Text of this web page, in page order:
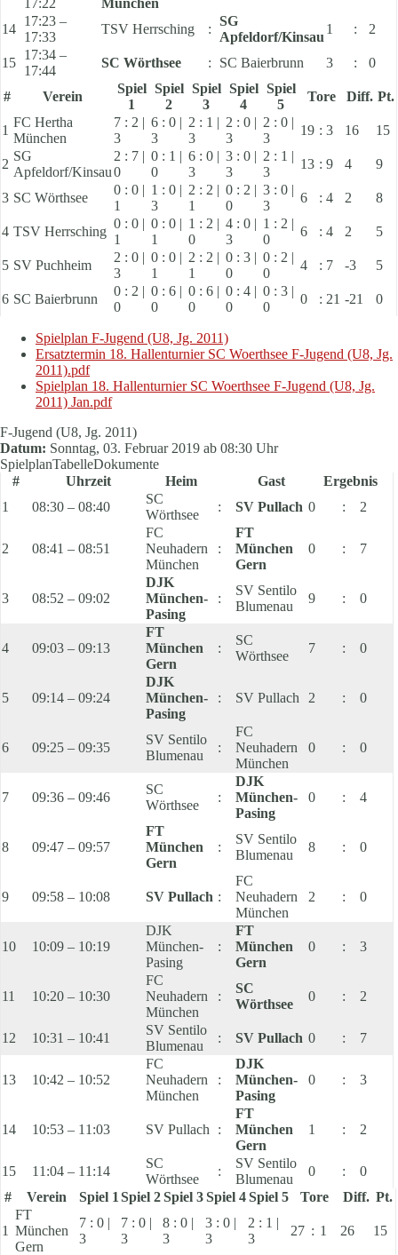
14
17:23 –
17:33
TSV Herrsching :
SG
Apfeldorf/Kinsau
1 : 2
15
17:34 –
17:44
SC Wörthsee : SC Baierbrunn 3 : 0
# Verein
Spiel
1
Spiel
2
Spiel
3
Spiel
4
Spiel
5
Tore Diff. Pt.
1
FC Hertha
München
7 : 2 |
3
6 : 0 |
3
2 : 1 |
3
2 : 0 |
3
2 : 0 |
3
19 : 3 16 15
2
SG
Apfeldorf/Kinsau
2 : 7 |
0
0 : 1 |
0
6 : 0 |
3
3 : 0 |
3
2 : 1 |
3
13 : 9 4 9
3 SC Wörthsee
0 : 0 |
1
1 : 0 |
3
2 : 2 |
1
0 : 2 |
0
3 : 0 |
3
6 : 4 2 8
4 TSV Herrsching
0 : 0 |
1
0 : 0 |
1
1 : 2 |
0
4 : 0 |
3
1 : 2 |
0
6 : 4 2 5
5 SV Puchheim
2 : 0 |
3
0 : 0 |
1
2 : 2 |
1
0 : 3 |
0
0 : 2 |
0
4 : 7 -3 5
6 SC Baierbrunn
0 : 2 |
0
0 : 6 |
0
0 : 6 |
0
0 : 4 |
0
0 : 3 |
0
0 : 21 -21 0
Spielplan F-Jugend (U8, Jg. 2011)
Ersatztermin 18. Hallenturnier SC Woerthsee F-Jugend (U8, Jg.
2011).pdf
Spielplan 18. Hallenturnier SC Woerthsee F-Jugend (U8, Jg.
2011) Jan.pdf
F-Jugend (U8, Jg. 2011)
Datum: Sonntag, 03. Februar 2019 ab 08:30 Uhr
SpielplanTabelleDokumente
#
Uhrzeit Heim Gast
Ergebnis
1
08:30 – 08:40
SC
Wörthsee
: SV Pullach 0 : 2
2 08:41 – 08:51
FC
Neuhadern
München
:
FT
München
Gern
0 : 7
3 08:52 – 09:02
DJK
München-
Pasing
:
SV Sentilo
Blumenau
9 : 0
4 09:03 – 09:13
FT
München
Gern
:
SC
Wörthsee
7 : 0
5 09:14 – 09:24
DJK
München-
Pasing
: SV Pullach 2 : 0
6 09:25 – 09:35
SV Sentilo
Blumenau
:
FC
Neuhadern
München
0 : 0
7 09:36 – 09:46
SC
Wörthsee
:
DJK
München-
Pasing
0 : 4
8 09:47 – 09:57
FT
München
Gern
:
SV Sentilo
Blumenau
8 : 0
9 09:58 – 10:08 SV Pullach :
FC
Neuhadern
München
2 : 0
10 10:09 – 10:19
DJK
München-
Pasing
:
FT
München
Gern
0 : 3
11 10:20 – 10:30
FC
Neuhadern
München
:
SC
Wörthsee
0 : 2
12 10:31 – 10:41
SV Sentilo
Blumenau
: SV Pullach 0 : 7
13 10:42 – 10:52
FC
Neuhadern
München
:
DJK
München-
Pasing
0 : 3
14 10:53 – 11:03 SV Pullach :
FT
München
Gern
1 : 2
15 11:04 – 11:14
SC
Wörthsee
:
SV Sentilo
Blumenau
0 :
0
#
Verein Spiel 1 Spiel 2Spiel 3 Spiel 4 Spiel 5 Tore Diff. Pt.
1
FT
München
Gern
7 : 0 |
3
7 : 0 |
3
8 : 0 |
3
3 : 0 |
3
2 : 1 |
3
27 : 1 26 15